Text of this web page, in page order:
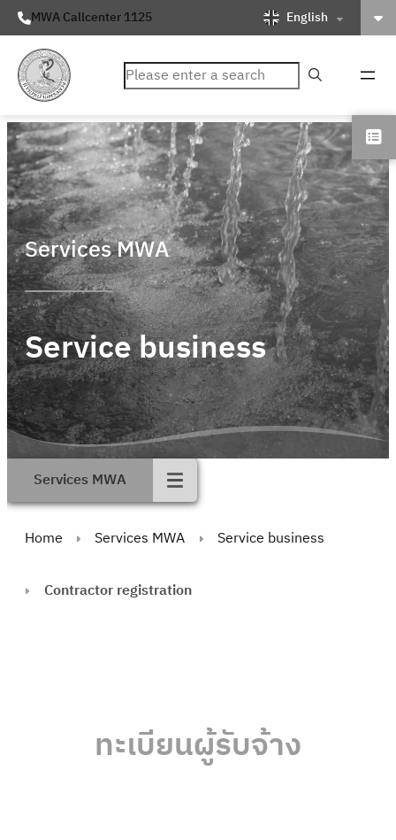
MWA Callcenter 1125 English
ค้นหา
Services MWA
Service business
Services MWA
Home Services MWA Service business
Contractor registration
ทะเบียนผู้รับจ้าง